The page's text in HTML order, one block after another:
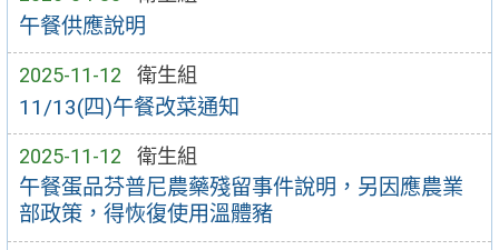
午餐供應說明
2025-11-12 衛生組
11/13(四)午餐改菜通知
2025-11-12 衛生組
午餐蛋品芬普尼農藥殘留事件說明，另因應農業
部政策，得恢復使用溫體豬